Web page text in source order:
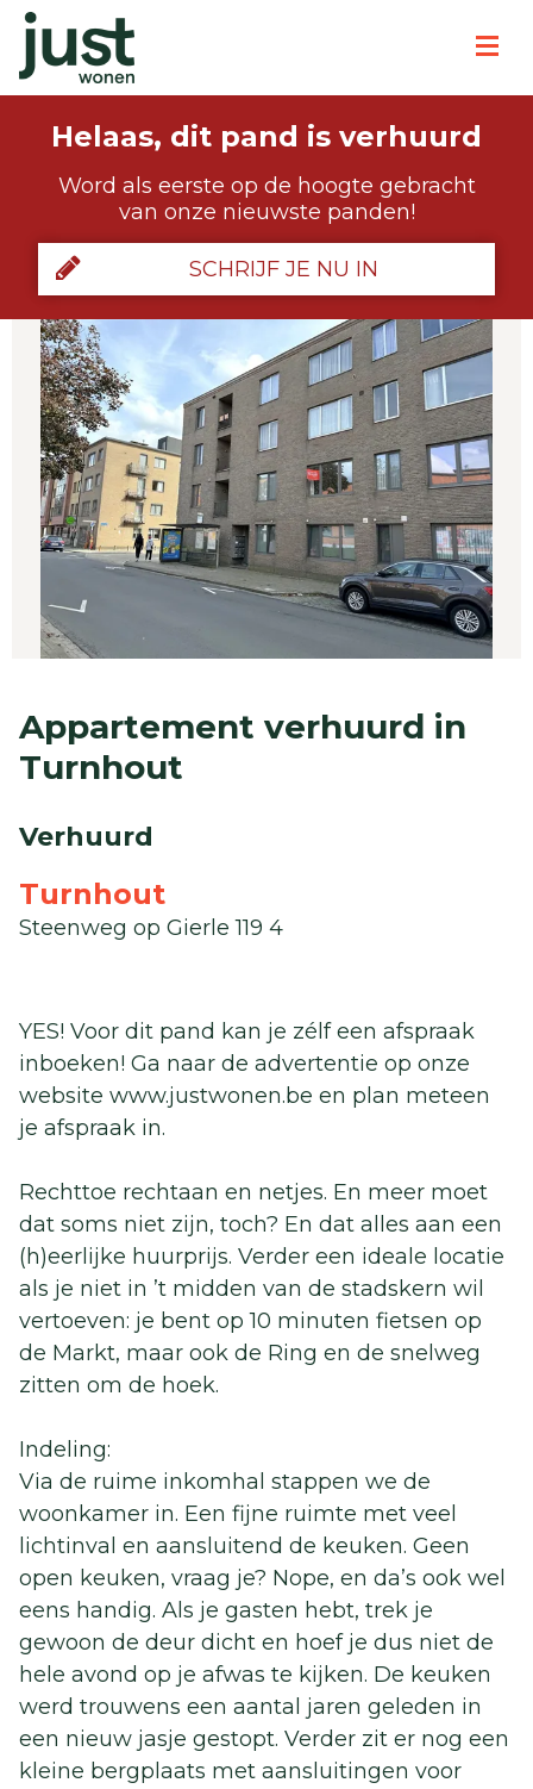
Helaas, dit pand is verhuurd
Word als eerste op de hoogte gebracht
van onze nieuwste panden!
SCHRIJF JE NU IN
Appartement verhuurd in
Turnhout
Verhuurd
Turnhout
Steenweg op Gierle 119 4
YES! Voor dit pand kan je zélf een afspraak
inboeken! Ga naar de advertentie op onze
website www.justwonen.be en plan meteen
je afspraak in.
Rechttoe rechtaan en netjes. En meer moet
dat soms niet zijn, toch? En dat alles aan een
(h)eerlijke huurprijs. Verder een ideale locatie
als je niet in ’t midden van de stadskern wil
vertoeven: je bent op 10 minuten fietsen op
de Markt, maar ook de Ring en de snelweg
zitten om de hoek.
Indeling:
Via de ruime inkomhal stappen we de
woonkamer in. Een fijne ruimte met veel
lichtinval en aansluitend de keuken. Geen
open keuken, vraag je? Nope, en da’s ook wel
eens handig. Als je gasten hebt, trek je
gewoon de deur dicht en hoef je dus niet de
hele avond op je afwas te kijken. De keuken
werd trouwens een aantal jaren geleden in
een nieuw jasje gestopt. Verder zit er nog een
kleine bergplaats met aansluitingen voor